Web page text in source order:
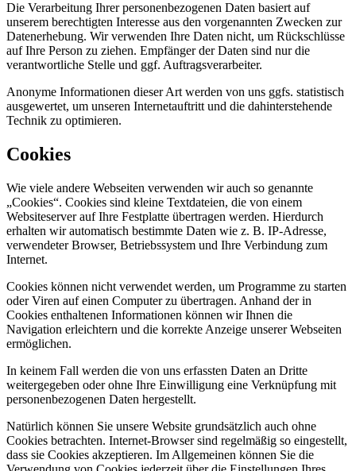
Die Verarbeitung Ihrer personenbezogenen Daten basiert auf
unserem berechtigten Interesse aus den vorgenannten Zwecken zur
Datenerhebung. Wir verwenden Ihre Daten nicht, um Rückschlüsse
auf Ihre Person zu ziehen. Empfänger der Daten sind nur die
verantwortliche Stelle und ggf. Auftragsverarbeiter.
Anonyme Informationen dieser Art werden von uns ggfs. statistisch
ausgewertet, um unseren Internetauftritt und die dahinterstehende
Technik zu optimieren.
Cookies
Wie viele andere Webseiten verwenden wir auch so genannte
„Cookies“. Cookies sind kleine Textdateien, die von einem
Websiteserver auf Ihre Festplatte übertragen werden. Hierdurch
erhalten wir automatisch bestimmte Daten wie z. B. IP-Adresse,
verwendeter Browser, Betriebssystem und Ihre Verbindung zum
Internet.
Cookies können nicht verwendet werden, um Programme zu starten
oder Viren auf einen Computer zu übertragen. Anhand der in
Cookies enthaltenen Informationen können wir Ihnen die
Navigation erleichtern und die korrekte Anzeige unserer Webseiten
ermöglichen.
In keinem Fall werden die von uns erfassten Daten an Dritte
weitergegeben oder ohne Ihre Einwilligung eine Verknüpfung mit
personenbezogenen Daten hergestellt.
Natürlich können Sie unsere Website grundsätzlich auch ohne
Cookies betrachten. Internet-Browser sind regelmäßig so eingestellt,
dass sie Cookies akzeptieren. Im Allgemeinen können Sie die